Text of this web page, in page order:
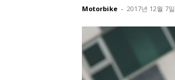
Motorbike - 2017년 12월 7일